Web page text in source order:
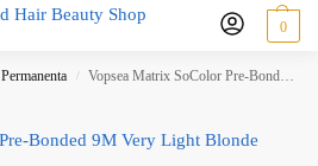
0
Permanenta / Vopsea Matrix SoColor Pre-Bonded 9M Very Light Blonde Mocha 90ml